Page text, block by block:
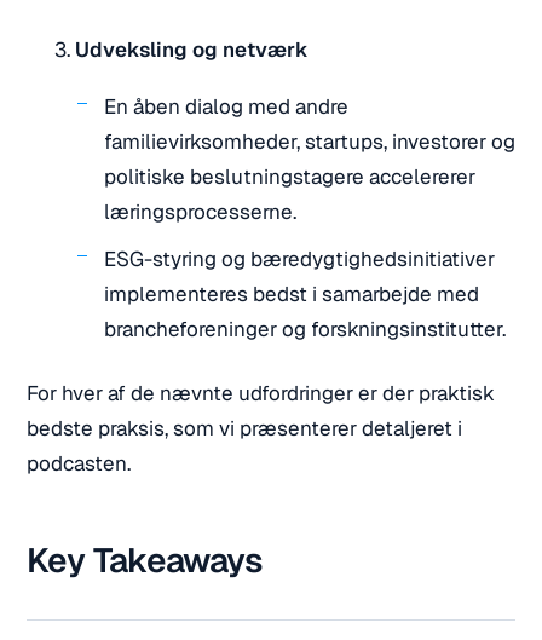
Udveksling og netværk
En åben dialog med andre
familievirksomheder, startups, investorer og
politiske beslutningstagere accelererer
læringsprocesserne.
ESG-styring og bæredygtighedsinitiativer
implementeres bedst i samarbejde med
brancheforeninger og forskningsinstitutter.
For hver af de nævnte udfordringer er der praktisk
bedste praksis, som vi præsenterer detaljeret i
podcasten.
Key Takeaways